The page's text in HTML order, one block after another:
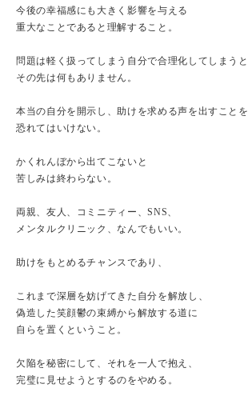
今後の幸福感にも大きく影響を与える
重大なことであると理解すること。
問題は軽く扱ってしまう自分で合理化してしまうと
その先は何もありません。
本当の自分を開示し、助けを求める声を出すことを
恐れてはいけない。
かくれんぼから出てこないと
苦しみは終わらない。
両親、友人、コミニティー、SNS、
メンタルクリニック、なんでもいい。
助けをもとめるチャンスであり、
これまで深層を妨げてきた自分を解放し、
偽造した笑顔鬱の束縛から解放する道に
自らを置くということ。
欠陥を秘密にして、それを一人で抱え、
完璧に見せようとするのをやめる。